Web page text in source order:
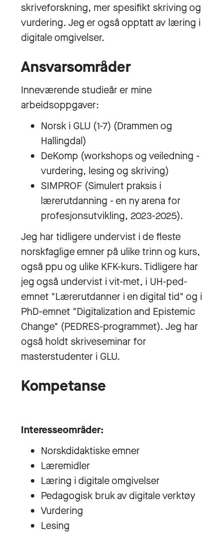
skriveforskning, mer spesifikt skriving og
vurdering. Jeg er også opptatt av læring i
digitale omgivelser.
Ansvarsområder
Inneværende studieår er mine
arbeidsoppgaver:
Norsk i GLU (1-7) (Drammen og
Hallingdal)
DeKomp (workshops og veiledning -
vurdering, lesing og skriving)
SIMPROF (Simulert praksis i
lærerutdanning - en ny arena for
profesjonsutvikling, 2023-2025).
Jeg har tidligere undervist i de fleste
norskfaglige emner på ulike trinn og kurs,
også ppu og ulike KFK-kurs. Tidligere har
jeg også undervist i vit-met, i UH-ped-
emnet "Lærerutdanner i en digital tid" og i
PhD-emnet "Digitalization and Epistemic
Change" (PEDRES-programmet). Jeg har
også holdt skriveseminar for
masterstudenter i GLU.
Kompetanse
Interesseområder:
Norskdidaktiske emner
Læremidler
Læring i digitale omgivelser
Pedagogisk bruk av digitale verktøy
Vurdering
Lesing